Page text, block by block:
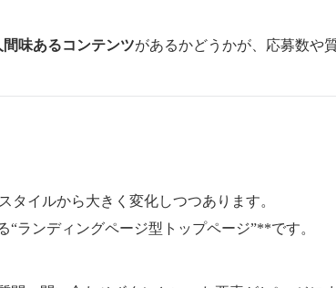
間味あるコンテンツがあるかどうかが、応募数や
イルから大きく変化しつつあります。
ランディングページ型トップページ”**です。